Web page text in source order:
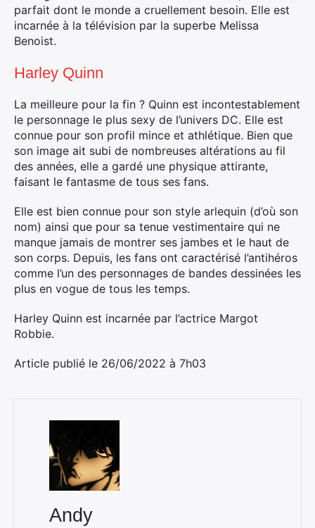
parfait dont le monde a cruellement besoin. Elle est
incarnée à la télévision par la superbe Melissa
Benoist.
Harley Quinn
La meilleure pour la fin ? Quinn est incontestablement
le personnage le plus sexy de l’univers DC. Elle est
connue pour son profil mince et athlétique. Bien que
son image ait subi de nombreuses altérations au fil
des années, elle a gardé une physique attirante,
faisant le fantasme de tous ses fans.
Elle est bien connue pour son style arlequin (d’où son
nom) ainsi que pour sa tenue vestimentaire qui ne
manque jamais de montrer ses jambes et le haut de
son corps. Depuis, les fans ont caractérisé l’antihéros
comme l’un des personnages de bandes dessinées les
plus en vogue de tous les temps.
Harley Quinn est incarnée par l’actrice Margot
Robbie.
Article publié le 26/06/2022 à 7h03
Andy